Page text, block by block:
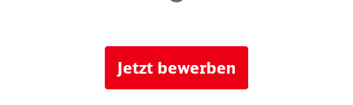
Jetzt bewerben